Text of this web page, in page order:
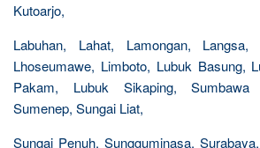
Kutoarjo,
Labuhan, Lahat, Lamongan, Langsa,
Lhoseumawe, Limboto, Lubuk Basung,
Pakam, Lubuk Sikaping, Sumbawa
Sumenep, Sungai Liat,
Sungai Penuh, Sungguminasa,